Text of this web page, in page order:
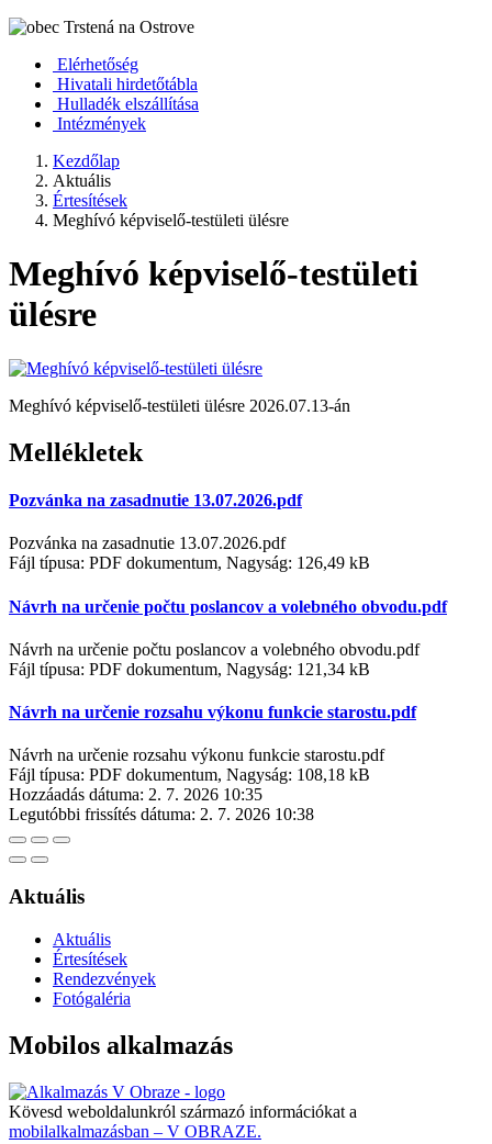
Elérhetőség
Hivatali hirdetőtábla
Hulladék elszállítása
Intézmények
Kezdőlap
Aktuális
Értesítések
Meghívó képviselő-testületi ülésre
Meghívó képviselő-testületi
ülésre
Meghívó képviselő-testületi ülésre 2026.07.13-án
Mellékletek
Pozvánka na zasadnutie 13.07.2026.pdf
Pozvánka na zasadnutie 13.07.2026.pdf
Fájl típusa: PDF dokumentum, Nagyság: 126,49 kB
Návrh na určenie počtu poslancov a volebného obvodu.pdf
Návrh na určenie počtu poslancov a volebného obvodu.pdf
Fájl típusa: PDF dokumentum, Nagyság: 121,34 kB
Návrh na určenie rozsahu výkonu funkcie starostu.pdf
Návrh na určenie rozsahu výkonu funkcie starostu.pdf
Fájl típusa: PDF dokumentum, Nagyság: 108,18 kB
Hozzáadás dátuma: 2. 7. 2026 10:35
Legutóbbi frissítés dátuma: 2. 7. 2026 10:38
Aktuális
Aktuális
Értesítések
Rendezvények
Fotógaléria
Mobilos alkalmazás
Kövesd weboldalunkról származó információkat a
mobilalkalmazásban – V OBRAZE.